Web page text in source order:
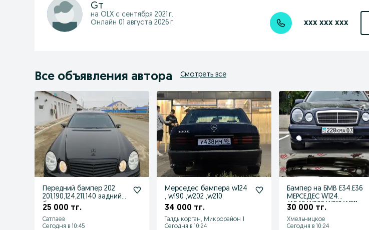
Gт
на OLX с сентября 2021 г.
Онлайн 01 августа 2026 г.
xxx xxx xxx
Все объявления автора Смотреть все
Передний бампер 202
201,190,124,211,140 задний
бампер
25 000 тг.
Сатпаев
Сегодня в 10:45
Мерседес бампера w124
, w190 ,w202 ,w210
34 000 тг.
Талдыкорган, Микрорайон 1
Сегодня в 10:24
Бампер на БМВ Е34.Е36
МЕРСЕДЕС W124
.W140.W202.W210.W211
30 000 тг.
Хмельницкое
Сегодня в 10:24